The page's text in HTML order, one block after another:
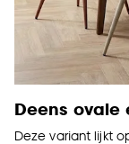
Deens ovale
Deze variant lijkt